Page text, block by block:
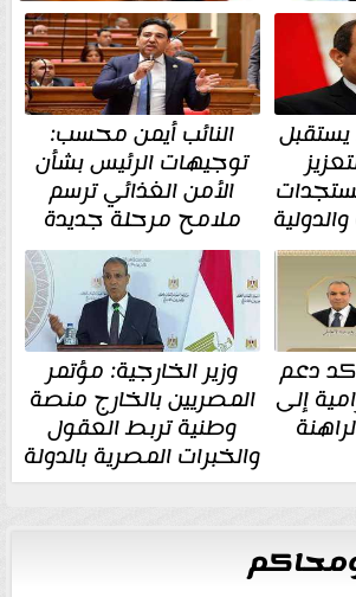
النائب أيمن محسب:
توجيهات الرئيس بشأن
الأمن الغذائي ترسم
ملامح مرحلة جديدة
دعم
إلى
وزير الخارجية: مؤتمر
المصريين بالخارج منصة
وطنية تربط العقول
والخبرات المصرية بالدولة